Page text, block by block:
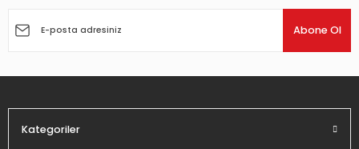
Ürün açıklamasında eksik bilgiler bulunuyor.
Abone Ol
Kategoriler